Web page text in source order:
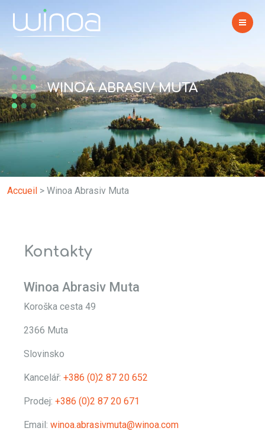
WINOA ABRASIV MUTA
Accueil > Winoa Abrasiv Muta
Kontakty
Winoa Abrasiv Muta
Koroška cesta 49
2366 Muta
Slovinsko
Kancelář: +386 (0)2 87 20 652
Prodej: +386 (0)2 87 20 671
Email: winoa.abrasivmuta@winoa.com